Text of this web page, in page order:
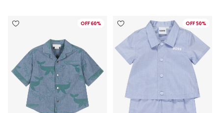
50% OFF
60% OFF